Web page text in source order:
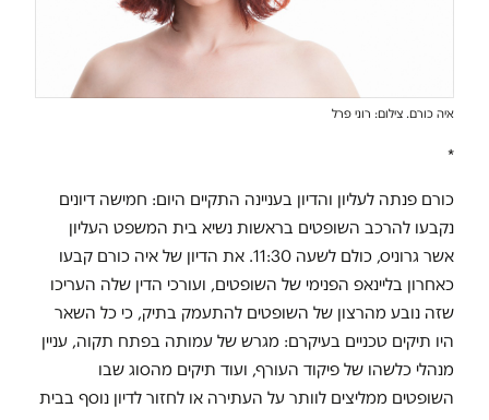
איה כורם. צילום: רוני פרל
*
כורם פנתה לעליון והדיון בעניינה התקיים היום: חמישה דיונים
נקבעו להרכב השופטים בראשות נשיא בית המשפט העליון
אשר גרוניס, כולם לשעה 11:30. את הדיון של איה כורם קבעו
כאחרון בליינאפ הפנימי של השופטים, ועורכי הדין שלה העריכו
שזה נובע מהרצון של השופטים להתעמק בתיק, כי כל השאר
היו תיקים טכניים בעיקרם: מגרש של עמותה בפתח תקוה, עניין
מנהלי כלשהו של פיקוד העורף, ועוד תיקים מהסוג שבו
השופטים ממליצים לוותר על העתירה או לחזור לדיון נוסף בבית